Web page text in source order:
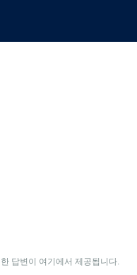
답변이 여기에서 제공됩니다.